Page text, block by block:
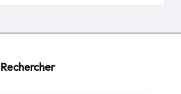
Rechercher